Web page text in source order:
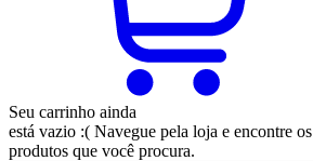
Seu carrinho ainda
está vazio :( Navegue pela loja e encontre os
produtos que você procura.